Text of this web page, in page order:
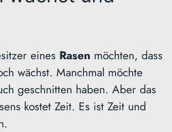
eines Rasen möchten, dass
wächst. Manchmal möchte
geschnitten haben. Aber das
kostet Zeit. Es ist Zeit und